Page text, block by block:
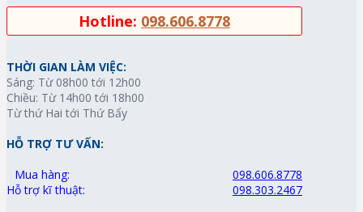
Hotline: 098.606.8778
THỜI GIAN LÀM VIỆC:
Sáng: Từ 08h00 tới 12h00
Chiều: Từ 14h00 tới 18h00
Từ thứ Hai tới Thứ Bẩy
HỖ TRỢ TƯ VẤN:
Mua hàng:
098.606.8778
Hỗ trợ kĩ thuật:
098.303.2467